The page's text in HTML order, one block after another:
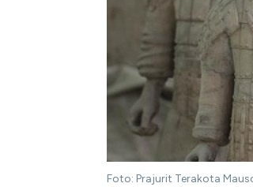
Foto: Prajurit Terakota